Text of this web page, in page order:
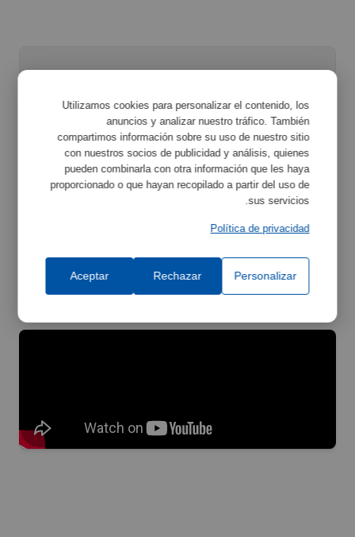
الخصائص تكبير
مواصفات المعدات تكبير
فيديو المنتج
Utilizamos cookies para personalizar el contenido, los
anuncios y analizar nuestro tráfico. También
compartimos información sobre su uso de nuestro sitio
con nuestros socios de publicidad y análisis, quienes
pueden combinarla con otra información que les haya
proporcionado o que hayan recopilado a partir del uso de
sus servicios.
Política de privacidad
Personalizar
Rechazar
Aceptar